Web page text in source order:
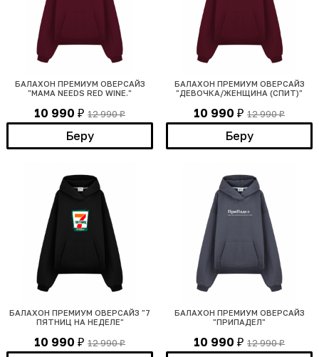
БАЛАХОН ПРЕМИУМ ОВЕРСАЙЗ
"MAMA NEEDS RED WINE."
10 990 ₽ 12 990₽
Беру
БАЛАХОН ПРЕМИУМ ОВЕРСАЙЗ
"ДЕВОЧКА/ЖЕНЩИНА (СПИТ)"
10 990 ₽ 12 990₽
Беру
БАЛАХОН ПРЕМИУМ ОВЕРСАЙЗ "7
ПЯТНИЦ НА НЕДЕЛЕ"
10 990 ₽ 12 990₽
БАЛАХОН ПРЕМИУМ ОВЕРСАЙЗ
"ПРИПАДЕЛ"
10 990 ₽ 12 990₽